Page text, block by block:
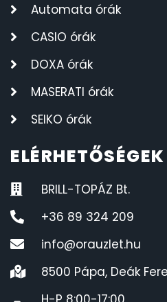
Automata órák
CASIO órák
DOXA órák
MASERATI órák
SEIKO órák
ELÉRHETŐSÉGEK
BRILL-TOPÁZ Bt.
+36 89 324 209
info@orauzlet.hu
8500 Pápa, Deák